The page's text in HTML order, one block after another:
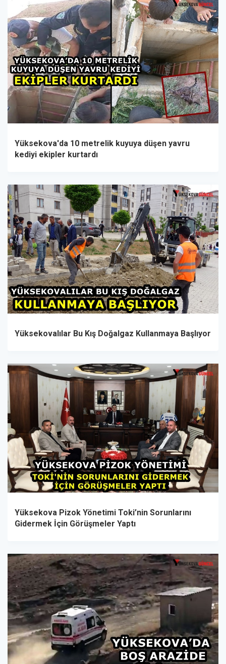
Yüksekova'da 10 metrelik kuyuya düşen yavru
kediyi ekipler kurtardı
Yüksekovalılar Bu Kış Doğalgaz Kullanmaya Başlıyor
Yüksekova Pizok Yönetimi Toki’nin Sorunlarını
Gidermek İçin Görüşmeler Yaptı